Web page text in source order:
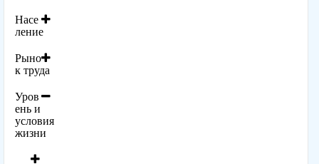
Насе
ление
Рыно
к труда
Уров
ень и
условия
жизни